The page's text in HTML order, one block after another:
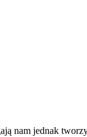
nam jednak